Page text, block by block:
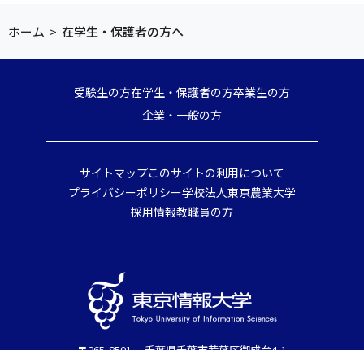
ホーム > 在学生・保護者の方へ
受験生の方在学生・保護者の方卒業生の方
企業・一般の方
サイトマップこのサイトの利用について
プライバシーポリシー学校法人東京農業大学
採用情報教職員の方